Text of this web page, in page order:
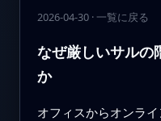
2026-04-30· 一覧に戻る
なぜ厳しいサルの
か
オフィスからオンラ